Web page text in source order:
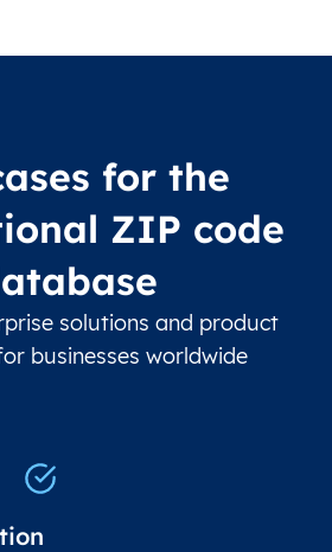
for the
ZIP code
solutions and product
businesses worldwide